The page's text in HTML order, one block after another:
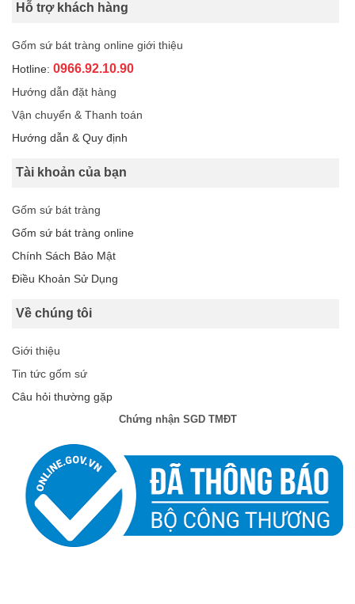
Hỗ trợ khách hàng
Gốm sứ bát tràng online giới thiệu
Hotline: 0966.92.10.90
Hướng dẫn đặt hàng
Vận chuyển & Thanh toán
Hướng dẫn & Quy định
Tài khoản của bạn
Gốm sứ bát tràng
Gốm sứ bát tràng online
Chính Sách Bảo Mật
Điều Khoản Sử Dụng
Về chúng tôi
Giới thiệu
Tin tức gốm sứ
Câu hỏi thường gặp
Chứng nhận SGD TMĐT